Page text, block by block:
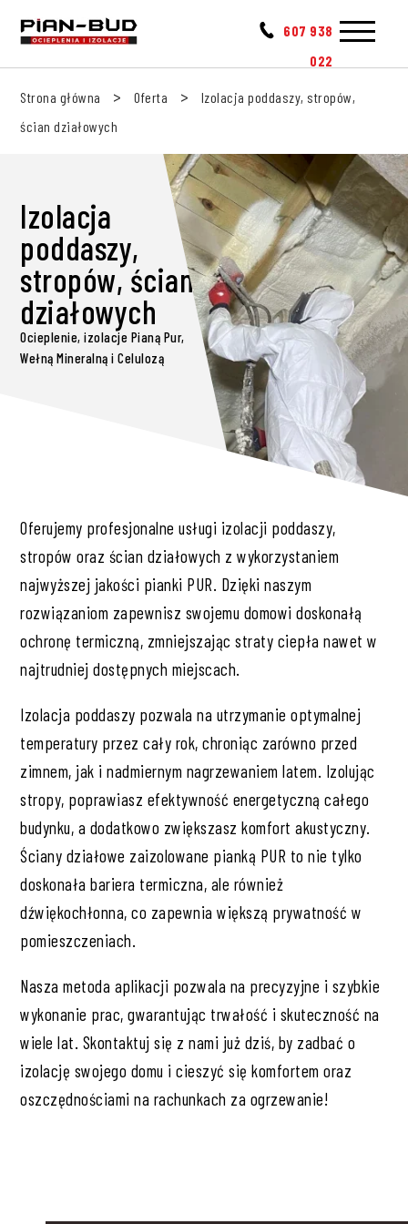
607 938
022
Strona główna >Oferta >
Izolacja poddaszy, stropów,
ścian działowych
Izolacja
poddaszy,
stropów, ścian
działowych
Ocieplenie, izolacje Pianą Pur,
Wełną Mineralną i Celulozą
Oferujemy profesjonalne usługi izolacji poddaszy,
stropów oraz ścian działowych z wykorzystaniem
najwyższej jakości pianki PUR. Dzięki naszym
rozwiązaniom zapewnisz swojemu domowi doskonałą
ochronę termiczną, zmniejszając straty ciepła nawet w
najtrudniej dostępnych miejscach.
Izolacja poddaszy pozwala na utrzymanie optymalnej
temperatury przez cały rok, chroniąc zarówno przed
zimnem, jak i nadmiernym nagrzewaniem latem. Izolując
stropy, poprawiasz efektywność energetyczną całego
budynku, a dodatkowo zwiększasz komfort akustyczny.
Ściany działowe zaizolowane pianką PUR to nie tylko
doskonała bariera termiczna, ale również
dźwiękochłonna, co zapewnia większą prywatność w
pomieszczeniach.
Nasza metoda aplikacji pozwala na precyzyjne i szybkie
wykonanie prac, gwarantując trwałość i skuteczność na
wiele lat. Skontaktuj się z nami już dziś, by zadbać o
izolację swojego domu i cieszyć się komfortem oraz
oszczędnościami na rachunkach za ogrzewanie!